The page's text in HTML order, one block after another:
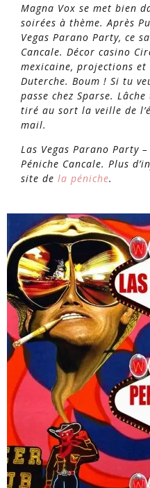
Magna Vox se met bien
soirées à thème. Après
Vegas Parano Party, ce
Cancale. Décor casino
mexicaine, projections
Duterche. Boum ! Si tu
passe chez Sparse.
tiré au sort la veille de
mail.
Las Vegas Parano Party
Péniche Cancale. Plus
site de la péniche.